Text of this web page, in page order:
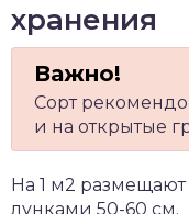
хранения
Сорт
и на открытые
На 1 м2 размещают
лунками 50-60 см.